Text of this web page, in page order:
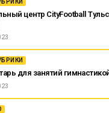
центр CityFootball
для занятий